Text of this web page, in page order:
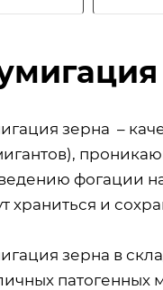
зерна –
фогации
храниться и
зерна в
патогенных